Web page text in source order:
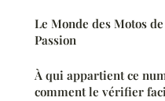
Le Monde des Motos
Passion
À qui appartient ce
comment le vérifier